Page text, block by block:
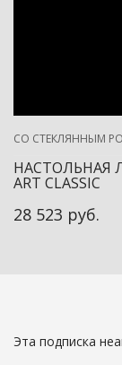
СО СТЕКЛЯННЫМ
НАСТОЛЬНАЯ
ART CLASSIC
28 523 руб.
Эта подписка